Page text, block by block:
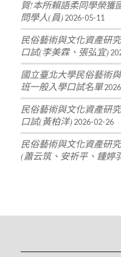
賀!本所賴語柔同學榮獲
問學人(員) 2026-05-11
民俗藝術與文化資產研
口試(李美霖、張弘宜)
國立臺北大學民俗藝術
班一般入學口試名單
民俗藝術與文化資產研
口試(黃柏洋) 2026-02-26
民俗藝術與文化資產研
(蕭云筑、安祈平、鍾婷